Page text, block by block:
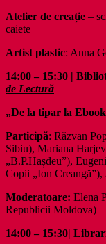
Atelier de creație –
caiete
Artist plastic: Anna
14:00 – 15:30 |
de Lectură
„De la tipar la
Participă: Răzvan
Sibiu), Mariana
„B.P.Hașdeu”),
Copii „Ion
Moderatoare: Elena
Republicii Moldova)
14:00 – 15:30|